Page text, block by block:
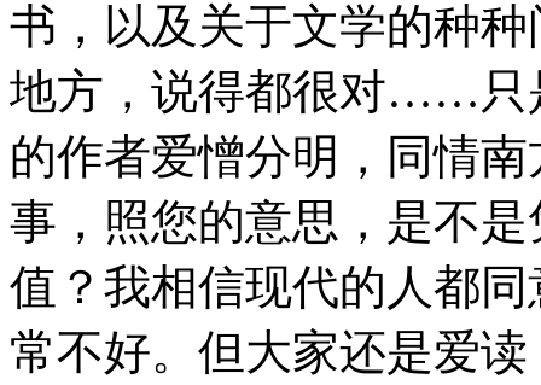
书，以及关于文学的种
地方，说得都很对……只
的作者爱憎分明，同情
事，照您的意思，是不
值？我相信现代的人都
常不好。但大家还是爱